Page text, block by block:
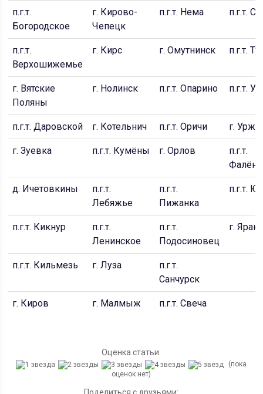
п.г.т.
Богородское
г. Кирово-
Чепецк
п.г.т. Нема п.г.т.
п.г.т.
Верхошижемье
г. Кирс г. Омутнинск п.г.т.
г. Вятские
Поляны
г. Нолинск п.г.т. Опарино п.г.т.
п.г.т. Даровской г. Котельнич п.г.т. Оричи г.
г. Зуевка п.г.т. Кумёны г. Орлов
п.г.т.
д. Ичетовкины
п.г.т.
Лебяжье
п.г.т.
Пижанка
п.г.т.
п.г.т. Кикнур
п.г.т.
Ленинское
п.г.т.
Подосиновец
г.
п.г.т. Кильмезь г. Луза
п.г.т.
Санчурск
г. Киров г. Малмыж п.г.т. Свеча
Оценка статьи:
(пока
оценок нет)